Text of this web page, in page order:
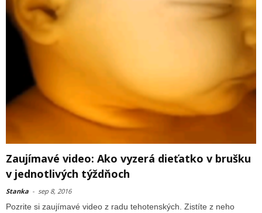
Zaujímavé video: Ako vyzerá dieťatko v brušku
v jednotlivých týždňoch
Stanka - sep 8, 2016
Pozrite si zaujímavé video z radu tehotenských. Zistíte z neho